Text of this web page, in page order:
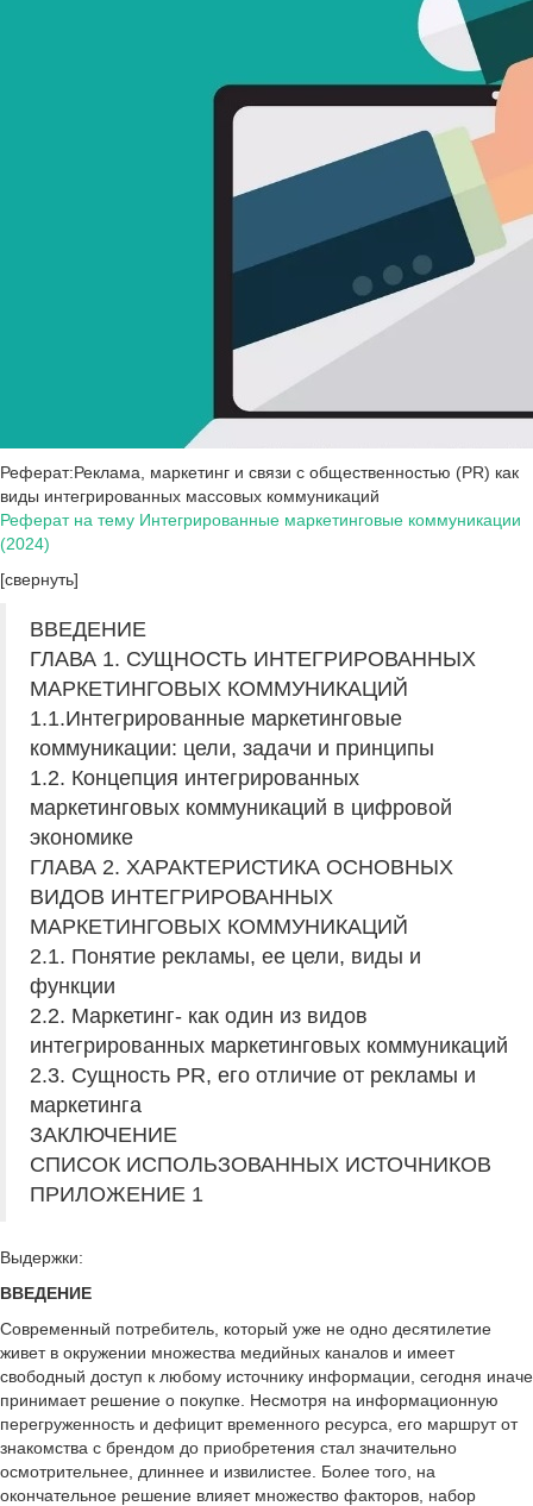
Реферат:Реклама, маркетинг и связи с общественностью (PR) как
виды интегрированных массовых коммуникаций
Реферат на тему Интегрированные маркетинговые коммуникации
(2024)
[свернуть]
ВВЕДЕНИЕ
ГЛАВА 1. СУЩНОСТЬ ИНТЕГРИРОВАННЫХ
МАРКЕТИНГОВЫХ КОММУНИКАЦИЙ
1.1.Интегрированные маркетинговые
коммуникации: цели, задачи и принципы
1.2. Концепция интегрированных
маркетинговых коммуникаций в цифровой
экономике
ГЛАВА 2. ХАРАКТЕРИСТИКА ОСНОВНЫХ
ВИДОВ ИНТЕГРИРОВАННЫХ
МАРКЕТИНГОВЫХ КОММУНИКАЦИЙ
2.1. Понятие рекламы, ее цели, виды и
функции
2.2. Маркетинг- как один из видов
интегрированных маркетинговых коммуникаций
2.3. Сущность PR, его отличие от рекламы и
маркетинга
ЗАКЛЮЧЕНИЕ
СПИСОК ИСПОЛЬЗОВАННЫХ ИСТОЧНИКОВ
ПРИЛОЖЕНИЕ 1
Выдержки:
ВВЕДЕНИЕ
Современный потребитель, который уже не одно десятилетие
живет в окружении множества медийных каналов и имеет
свободный доступ к любому источнику информации, сегодня иначе
принимает решение о покупке. Несмотря на информационную
перегруженность и дефицит временного ресурса, его маршрут от
знакомства с брендом до приобретения стал значительно
осмотрительнее, длиннее и извилистее. Более того, на
окончательное решение влияет множество факторов, набор